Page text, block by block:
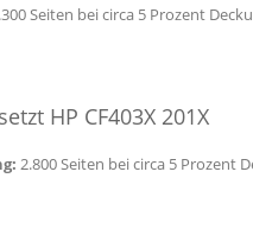
Seiten bei circa 5 Prozent
HP CF403X 201X
2.800 Seiten bei circa 5 Prozent